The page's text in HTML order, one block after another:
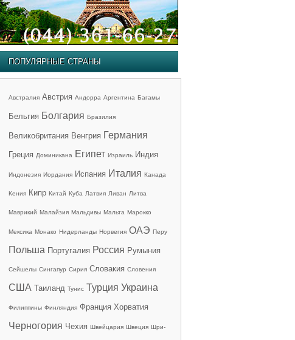
ПОПУЛЯРНЫЕ СТРАНЫ
Австралия Австрия Андорра Аргентина Багамы
Бельгия Болгария Бразилия
Великобритания Венгрия Германия
Греция Доминикана Египет Израиль Индия
Индонезия Иордания Испания Италия Канада
Кения Кипр Китай Куба Латвия Ливан Литва
Маврикий Малайзия Мальдивы Мальта Марокко
Мексика Монако Нидерланды Норвегия ОАЭ Перу
Польша Португалия Россия Румыния
Сейшелы Сингапур Сирия Словакия Словения
США Таиланд Тунис Турция Украина
Филиппины Финляндия Франция Хорватия
Черногория Чехия Швейцария Швеция Шри-